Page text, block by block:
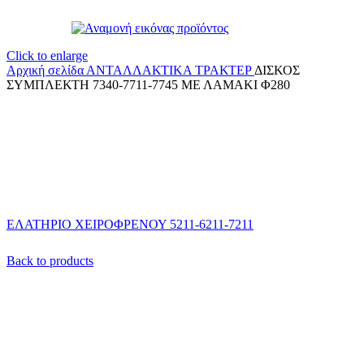
Click to enlarge
Αρχική σελίδα ΑΝΤΑΛΛΑΚΤΙΚΑ ΤΡΑΚΤΕΡ ΔΙΣΚΟΣ
ΣΥΜΠΛΕΚΤΗ 7340-7711-7745 ΜΕ ΛΑΜΑΚΙ Φ280
ΕΛΑΤΗΡΙΟ ΧΕΙΡΟΦΡΕΝΟΥ 5211-6211-7211
Back to products